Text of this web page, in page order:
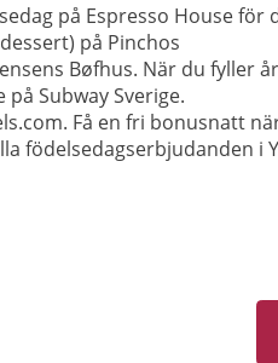
på Espresso House för
på Pinchos
Bøfhus. När du fyller
Subway Sverige.
Få en fri bonusnatt
födelsedagserbjudanden i